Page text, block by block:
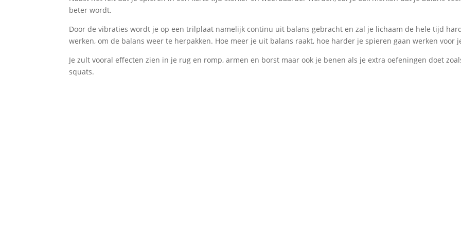
beter wordt.
Door de vibraties wordt je op een trilplaat namelijk continu uit balans gebracht en zal je lichaam de hele tijd
werken, om de balans weer te herpakken. Hoe meer je uit balans raakt, hoe harder je spieren gaan werken voor
Je zult vooral effecten zien in je rug en romp, armen en borst maar ook je benen als je extra oefeningen doet
squats.